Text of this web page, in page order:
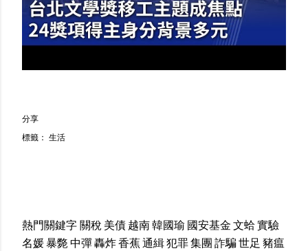
分享
標籤： 生活
熱門關鍵字關稅美債越南韓國瑜 國安基金文蛤實驗
名媛暴斃中彈轟炸香蕉通緝犯罪集團詐騙世足 豬瘟